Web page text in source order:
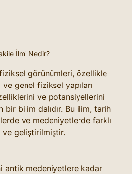
İlmi Nedir?
görünümleri, özellikle
genel fiziksel yapıları
ve potansiyellerini
bir bilim dalıdır. Bu ilim, tarih
ve medeniyetlerde farklı
ve geliştirilmiştir.
antik medeniyetlere kadar